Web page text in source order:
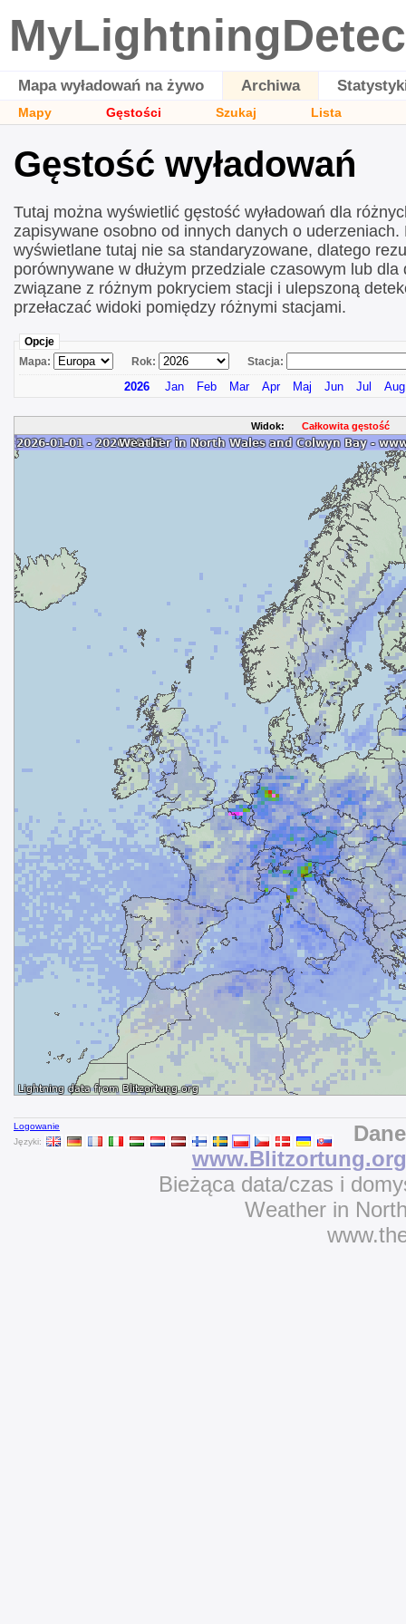
Mapa wyładowań na żywo Archiwa
Mapy Gęstości Szukaj Lista
Gęstość wyładowań
Tutaj można wyświetlić gęstość wyładowań dla
zapisywane osobno od innych danych o
wyświetlane tutaj nie sa standaryzowane, dlatego
porównywane w dłużym przedziale czasowym lub
związane z różnym pokryciem stacji i ulepszoną
przełaczać widoki pomiędzy różnymi stacjami.
Opcje
Mapa:
Rok: Stacja:
2026 Jan Feb Mar Apr Maj Jun Jul Aug
Widok: Całkowita gęstość
Logowanie
Języki:
www.Blitzortung.org
Bieżąca data/czas i
Weather in